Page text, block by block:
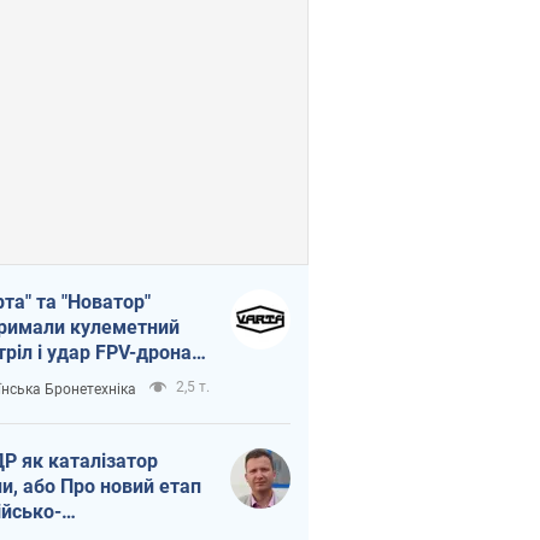
та "Новатор"
кулеметний
і удар FPV-дрона,
життя
ЗСУ
Бронетехніка 2,5 т.
як каталізатор
або Про новий етап